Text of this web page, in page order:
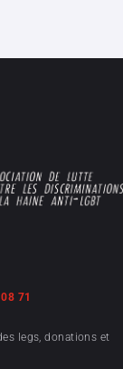
71
legs, donations et